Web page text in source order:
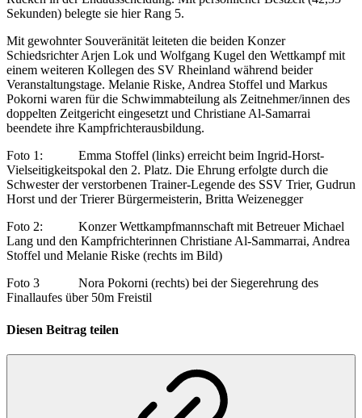
Sekunden) belegte sie hier Rang 5.
Mit gewohnter Souveränität leiteten die beiden Konzer
Schiedsrichter Arjen Lok und Wolfgang Kugel den Wettkampf mit
einem weiteren Kollegen des SV Rheinland während beider
Veranstaltungstage. Melanie Riske, Andrea Stoffel und Markus
Pokorni waren für die Schwimmabteilung als Zeitnehmer/innen des
doppelten Zeitgericht eingesetzt und Christiane Al-Samarrai
beendete ihre Kampfrichterausbildung.
Foto 1: Emma Stoffel (links) erreicht beim Ingrid-Horst-
Vielseitigkeitspokal den 2. Platz. Die Ehrung erfolgte durch die
Schwester der verstorbenen Trainer-Legende des SSV Trier, Gudrun
Horst und der Trierer Bürgermeisterin, Britta Weizenegger
Foto 2: Konzer Wettkampfmannschaft mit Betreuer Michael
Lang und den Kampfrichterinnen Christiane Al-Sammarrai, Andrea
Stoffel und Melanie Riske (rechts im Bild)
Foto 3 Nora Pokorni (rechts) bei der Siegerehrung des
Finallaufes über 50m Freistil
Diesen Beitrag teilen